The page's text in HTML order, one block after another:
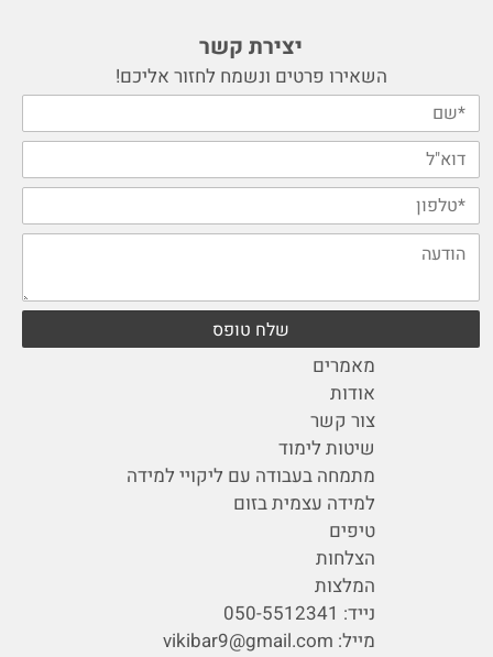
יצירת קשר
השאירו פרטים ונשמח לחזור אליכם!
מאמרים
אודות
צור קשר
שיטות לימוד
מתמחה בעבודה עם ליקויי למידה
למידה עצמית בזום
טיפים
הצלחות
המלצות
נייד: 050-5512341
מייל: vikibar9@gmail.com